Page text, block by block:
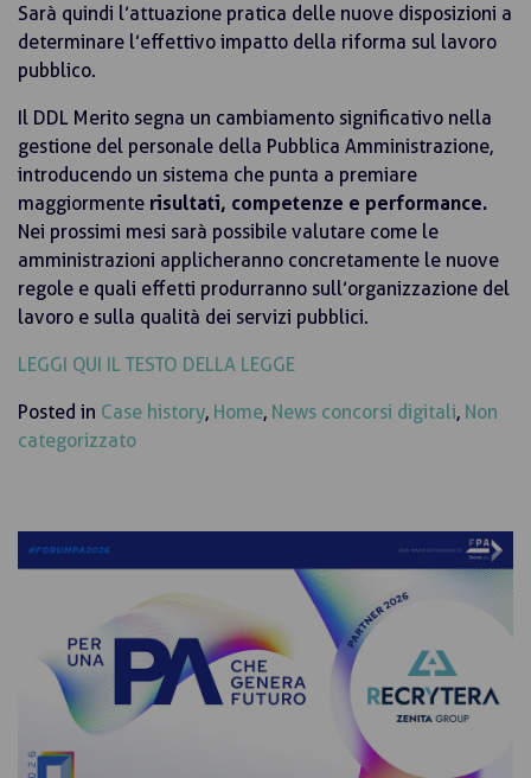
Sarà quindi l’attuazione pratica delle nuove disposizioni a
determinare l’effettivo impatto della riforma sul lavoro
pubblico.
Il DDL Merito segna un cambiamento significativo nella
gestione del personale della Pubblica Amministrazione,
introducendo un sistema che punta a premiare
maggiormente risultati, competenze e performance.
Nei prossimi mesi sarà possibile valutare come le
amministrazioni applicheranno concretamente le nuove
regole e quali effetti produrranno sull’organizzazione del
lavoro e sulla qualità dei servizi pubblici.
LEGGI QUI IL TESTO DELLA LEGGE
Posted in Case history, Home, News concorsi digitali, Non
categorizzato